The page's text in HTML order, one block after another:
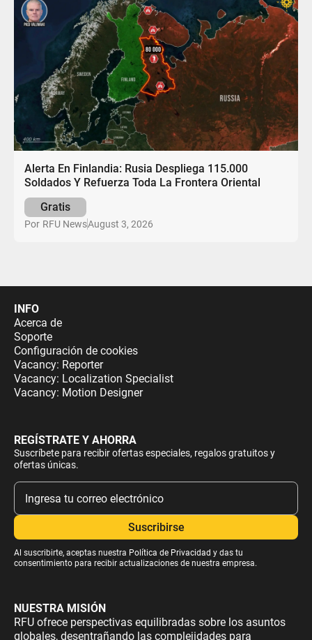
Alerta En Finlandia: Rusia Despliega 115.000
Soldados Y Refuerza Toda La Frontera Oriental
Gratis
Por RFU NewsAugust 3, 2026
INFO
Acerca de
Soporte
Configuración de cookies
Vacancy: Reporter
Vacancy: Localization Specialist
Vacancy: Motion Designer
REGÍSTRATE Y AHORRA
Suscríbete para recibir ofertas especiales, regalos gratuitos y
ofertas únicas.
Al suscribirte, aceptas nuestra Política de Privacidad y das tu
consentimiento para recibir actualizaciones de nuestra empresa.
NUESTRA MISIÓN
RFU ofrece perspectivas equilibradas sobre los asuntos
globales, desentrañando las complejidades para